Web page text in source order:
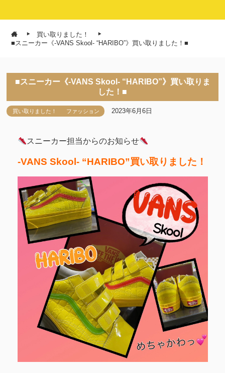
買い取りました！
■スニーカー《-VANS Skool- “HARIBO”》買い取りました！■
■スニーカー《-VANS Skool- “HARIBO”》買い取りま
した！■
買い取りました！ ファッション 2023年6月6日
スニーカー担当からのお知らせ
-VANS Skool- “HARIBO”買い取りました！